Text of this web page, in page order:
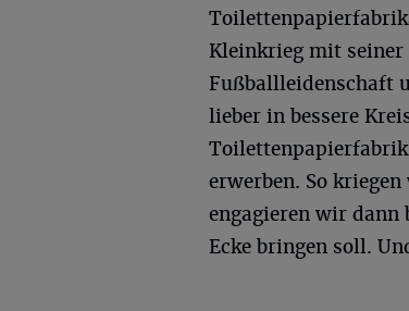
Kleinkrieg mit
Fußballleidenschaft
lieber in bessere
Toilettenpapierfabrik
erwerben. So
engagieren wir dann
Ecke bringen soll.